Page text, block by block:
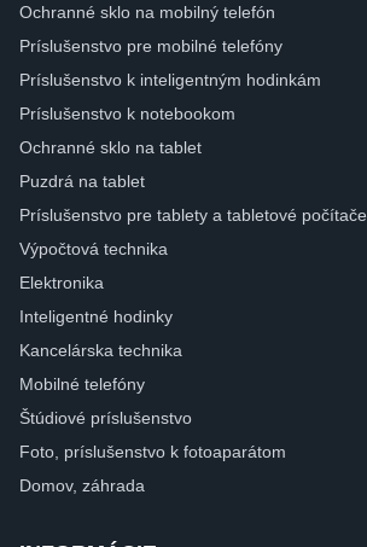
Ochranné sklo na mobilný telefón
Príslušenstvo pre mobilné telefóny
Príslušenstvo k inteligentným hodinkám
Príslušenstvo k notebookom
Ochranné sklo na tablet
Puzdrá na tablet
Príslušenstvo pre tablety a tabletové počítače
Výpočtová technika
Elektronika
Inteligentné hodinky
Kancelárska technika
Mobilné telefóny
Štúdiové príslušenstvo
Foto, príslušenstvo k fotoaparátom
Domov, záhrada